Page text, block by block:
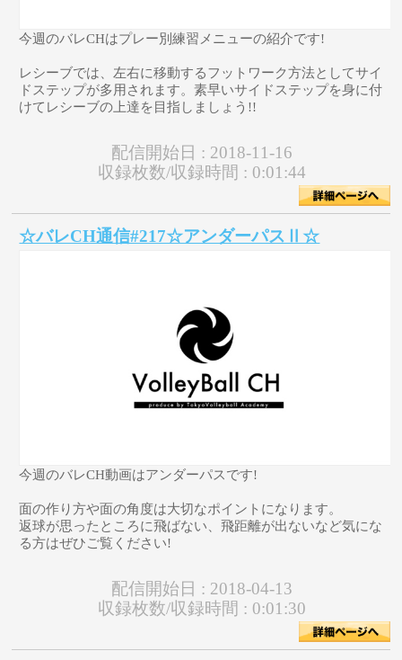
今週のバレCHはプレー別練習メニューの紹介です!
レシーブでは、左右に移動するフットワーク方法としてサイ
ドステップが多用されます。素早いサイドステップを身に付
けてレシーブの上達を目指しましょう!!
配信開始日 : 2018-11-16
収録枚数/収録時間 : 0:01:44
☆バレCH通信#217☆アンダーパスⅡ☆
今週のバレCH動画はアンダーパスです!
面の作り方や面の角度は大切なポイントになります。
返球が思ったところに飛ばない、飛距離が出ないなど気にな
る方はぜひご覧ください!
配信開始日 : 2018-04-13
収録枚数/収録時間 : 0:01:30